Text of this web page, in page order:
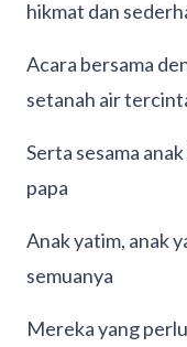
hikmat dan
Acara bersama
setanah air
Serta sesama
papa
Anak yatim, anak
semuanya
Mereka yang